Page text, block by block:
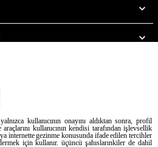
Privacy policy Cookie policy
kullanıcının onayını aldıktan sonra, profil
kullanıcının kendisi tarafından işlevsellik
internette gezinme konusunda ifade edilen tercihler
için kullanır. üçüncü şahıslarınkiler de dahil